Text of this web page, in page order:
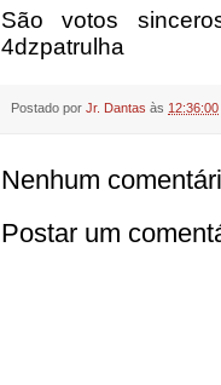
São votos
4dzpatrulha
Postado por Jr. Dantas às 12:36:00
Nenhum
Postar um